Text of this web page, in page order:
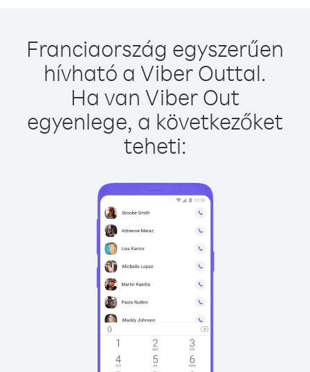
Franciaország egyszerűen
hívható a Viber Outtal.
Ha van Viber Out
egyenlege, a következőket
teheti: